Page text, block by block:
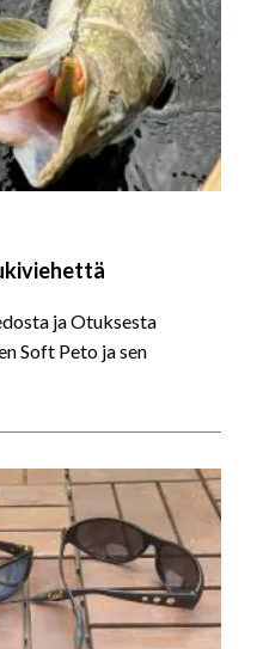
ja Otuksesta
Soft Peto ja sen